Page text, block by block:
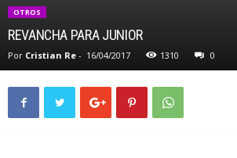
OTROS
REVANCHA PARA JUNIOR
Por Cristian Re - 16/04/2017 1310 0